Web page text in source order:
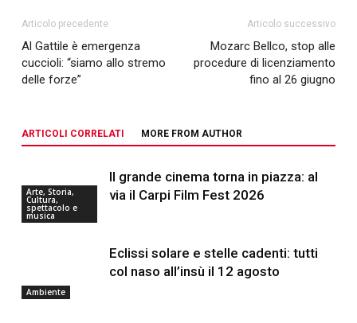
Articolo precedente
Al Gattile è emergenza
cuccioli: “siamo allo stremo
delle forze”
Articolo successivo
Mozarc Bellco, stop alle
procedure di licenziamento
fino al 26 giugno
ARTICOLI CORRELATI MORE FROM AUTHOR
Arte, Storia,
Cultura,
spettacolo e
musica
Il grande cinema torna in piazza: al
via il Carpi Film Fest 2026
Ambiente
Eclissi solare e stelle cadenti: tutti
col naso all’insù il 12 agosto